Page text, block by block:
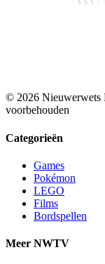
© 2026 Nieuwerwets
voorbehouden
Categorieën
Games
Pokémon
LEGO
Films
Bordspellen
Meer NWTV